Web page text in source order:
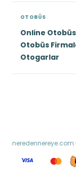
OTOBÜS
Online
Otobüs
Otogarlar
neredennereye.com